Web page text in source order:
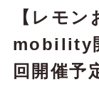
【レモ
mobility
回開催予